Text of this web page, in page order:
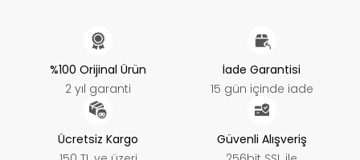
%100 Orijinal Ürün
2 yıl garanti
İade Garantisi
15 gün içinde iade
Ücretsiz Kargo
Güvenli Alışveriş